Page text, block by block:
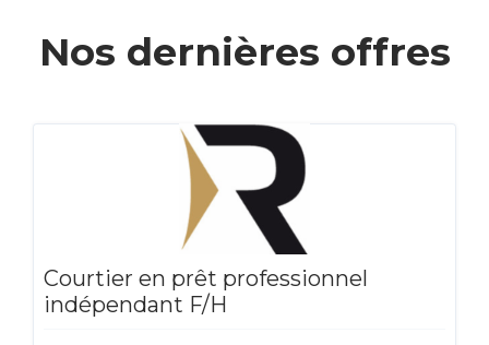
Nos dernières offres
Courtier en prêt professionnel
indépendant F/H